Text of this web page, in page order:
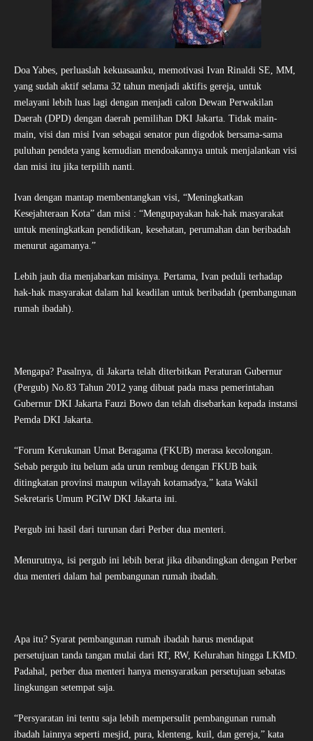
Doa Yabes, perluaslah kekuasaanku, memotivasi Ivan Rinaldi SE, MM,
yang sudah aktif selama 32 tahun menjadi aktifis gereja, untuk
melayani lebih luas lagi dengan menjadi calon Dewan Perwakilan
Daerah (DPD) dengan daerah pemilihan DKI Jakarta. Tidak main-
main, visi dan misi Ivan sebagai senator pun digodok bersama-sama
puluhan pendeta yang kemudian mendoakannya untuk menjalankan visi
dan misi itu jika terpilih nanti.
Ivan dengan mantap membentangkan visi, “Meningkatkan
Kesejahteraan Kota” dan misi : “Mengupayakan hak-hak masyarakat
untuk meningkatkan pendidikan, kesehatan, perumahan dan beribadah
menurut agamanya.”
Lebih jauh dia menjabarkan misinya. Pertama, Ivan peduli terhadap
hak-hak masyarakat dalam hal keadilan untuk beribadah (pembangunan
rumah ibadah).
Mengapa? Pasalnya, di Jakarta telah diterbitkan Peraturan Gubernur
(Pergub) No.83 Tahun 2012 yang dibuat pada masa pemerintahan
Gubernur DKI Jakarta Fauzi Bowo dan telah disebarkan kepada instansi
Pemda DKI Jakarta.
“Forum Kerukunan Umat Beragama (FKUB) merasa kecolongan.
Sebab pergub itu belum ada urun rembug dengan FKUB baik
ditingkatan provinsi maupun wilayah kotamadya,” kata Wakil
Sekretaris Umum PGIW DKI Jakarta ini.
Pergub ini hasil dari turunan dari Perber dua menteri.
Menurutnya, isi pergub ini lebih berat jika dibandingkan dengan Perber
dua menteri dalam hal pembangunan rumah ibadah.
Apa itu? Syarat pembangunan rumah ibadah harus mendapat
persetujuan tanda tangan mulai dari RT, RW, Kelurahan hingga LKMD.
Padahal, perber dua menteri hanya mensyaratkan persetujuan sebatas
lingkungan setempat saja.
“Persyaratan ini tentu saja lebih mempersulit pembangunan rumah
ibadah lainnya seperti mesjid, pura, klenteng, kuil, dan gereja,” kata